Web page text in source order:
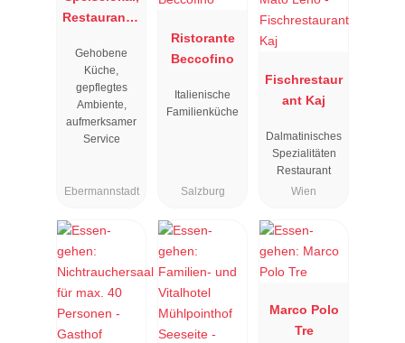
Restaurant "
"
Gehobene
Küche,
gepflegtes
Ambiente,
aufmerksamer
Service
Ebermannstadt
Ristorante
Beccofino
Italienische
Familienküche
Salzburg
Fischrestaur
ant Kaj
Dalmatinisches
Spezialitäten
Restaurant
Wien
Marco Polo
Tre